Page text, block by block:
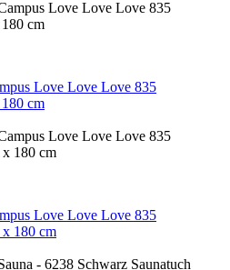
Love Love Love 835
cm
Love Love Love 835
x 180 cm